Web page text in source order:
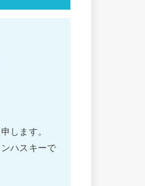
します。
ハスキーで